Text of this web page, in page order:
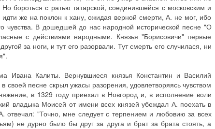
бороться с ратью татарской, соединившейся с московским и
же на поклон к хану, ожидая верной смерти, А. не мог, ибо
чувства. В дошедшей до нас народной исторической песне "О
с действиями народными. Князья "Борисовичи" первые
за ноги, и тут его разорвали. Тут смерть его случилася, ни
Ивана Калиты. Вернувшиеся князья Константин и Василий
песне скрыл ужасы разорения, удовлетворяясь чувством
в 1329 году приехал в Новгород и, в исполнение воли
владыка Моисей от имени всех князей убеждал А. поехать в
отвечал: "Точно, мне следует с терпением и любовию за всех
не дурно было бы друг за друга и брат за брата стоять, а